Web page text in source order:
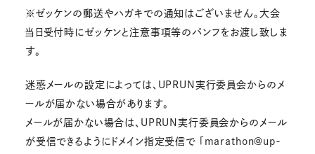
※ゼッケンの郵送やハガキでの通知はございません。大会
当日受付時にゼッケンと注意事項等のパンフをお渡し致しま
す。
迷惑メールの設定によっては、UPRUN実行委員会からのメ
ールが届かない場合があります。
メールが届かない場合は、UPRUN実行委員会からのメール
が受信できるようにドメイン指定受信で 「marathon@up-